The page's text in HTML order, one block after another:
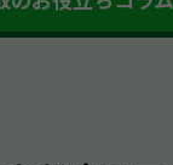
ため、そのままお